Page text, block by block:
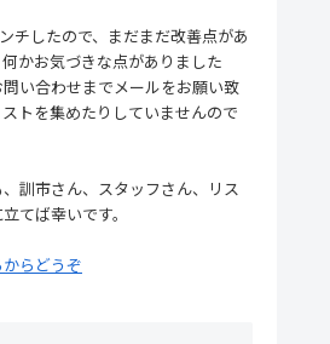
チしたので、まだまだ改善点があ
かお気づきな点がありました
い合わせまでメールをお願い致
トを集めたりしていませんので
訓市さん、スタッフさん、リス
てば幸いです。
らどうぞ